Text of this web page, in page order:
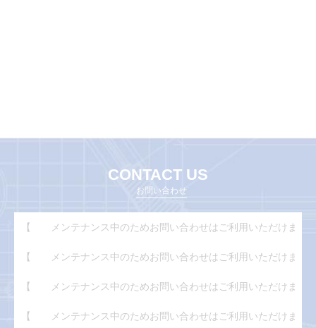
CONTACT US
お問い合わせ